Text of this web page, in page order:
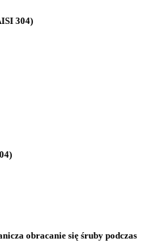
304)
obracanie się śruby podczas